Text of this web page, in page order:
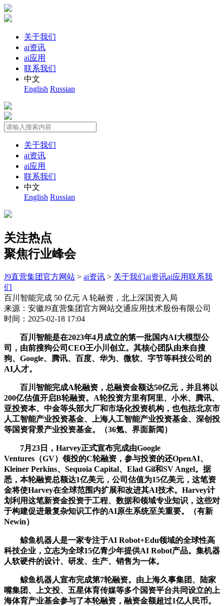
关于我们
ai资讯
ai应用
联系我们
中文
English Russian
关于我们
ai资讯
ai应用
联系我们
中文
English Russian
关注热点
聚焦行业峰会
J9直营集团官方网站 > ai资讯 > 关于我们ai资讯ai应用联系我
们
百川智能完成 50 亿元 A 轮融资，北上深国资入局
来源：安徽J9直营集团官方网站交通应用技术股份有限公司
时间：2025-02-18 17:04
百川智能是在2023年4月成立的第一批国内AI大模型公
司，由前搜狗公司CEO王小川创立。其核心团队由来自搜
狗、Google、腾讯、百度、华为、微软、字节等科技公司的
AI人才。
百川智能完成A轮融资，总融资金额达50亿元，并且将以
200亿估值开启B轮融资。A轮投资方里有阿里、小米、腾讯、
亚投资本、中金等头部大厂和市场化投资机构，也包括北京市
人工智能产业投资基金、上海人工智能产业投资基金、深创投
等国资背景产业投资基金。（36氪、界面新闻）
7月23日，Harvey正式宣布完成由Google
Ventures（GV）领投的C轮融资，参与投资的还OpenAI、
Kleiner Perkins、Sequoia Capital、Elad Gil和SV Angel。据
悉，本轮融资总额达1亿美元，公司估值为15亿美元，这笔资
金将使Harvey在全球范围内扩展和改进其AI技术。Harvey计
划利用这笔新资金投资于工程、数据和领域专业知识，这些对
于构建促进最复杂知识工作的AI原生系统至关重要。（有新
Newin）
鲸鱼机器人是一家专注于AI Robot+Edu领域的全球性高
科技企业，立志为全球15亿青少年提供AI Robot产品。集机器
人软硬件的设计、研发、生产、销售为一体。
鲸鱼机器人宣布完成第7轮融资。由上海久事集团、陆家
嘴集团、上文投、五星体育传媒等多个国资平台共同设立的上
海体育产业基金参与了本轮融资，融资金额超过1亿人民币。